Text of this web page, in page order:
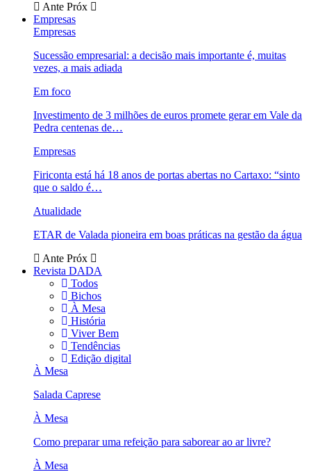
Ante Próx
Empresas
Empresas
Sucessão empresarial: a decisão mais importante é, muitas
vezes, a mais adiada
Em foco
Investimento de 3 milhões de euros promete gerar em Vale da
Pedra centenas de…
Empresas
Firiconta está há 18 anos de portas abertas no Cartaxo: “sinto
que o saldo é…
Atualidade
ETAR de Valada pioneira em boas práticas na gestão da água
Ante Próx
Revista DADA
Todos
Bichos
À Mesa
História
Viver Bem
Tendências
Edição digital
À Mesa
Salada Caprese
À Mesa
Como preparar uma refeição para saborear ao ar livre?
À Mesa